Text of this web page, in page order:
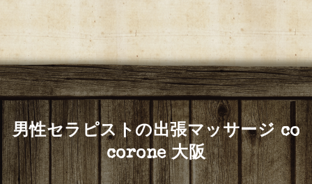
男性セラピストの出張マッサージ co
corone 大阪